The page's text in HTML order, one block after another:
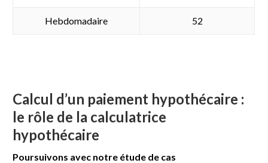
Hebdomadaire 52
Calcul d’un paiement hypothécaire :
le rôle de la calculatrice
hypothécaire
Poursuivons avec notre étude de cas